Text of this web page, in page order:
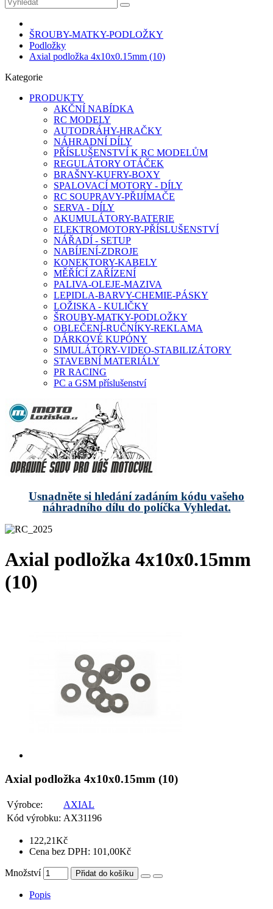
ŠROUBY-MATKY-PODLOŽKY
Podložky
Axial podložka 4x10x0.15mm (10)
Kategorie
PRODUKTY
AKČNÍ NABÍDKA
RC MODELY
AUTODRÁHY-HRAČKY
NÁHRADNÍ DÍLY
PŘÍSLUŠENSTVÍ K RC MODELŮM
REGULÁTORY OTÁČEK
BRAŠNY-KUFRY-BOXY
SPALOVACÍ MOTORY - DÍLY
RC SOUPRAVY-PŘIJÍMAČE
SERVA - DÍLY
AKUMULÁTORY-BATERIE
ELEKTROMOTORY-PŘÍSLUŠENSTVÍ
NÁŘADÍ - SETUP
NABÍJENÍ-ZDROJE
KONEKTORY-KABELY
MĚŘÍCÍ ZAŘÍZENÍ
PALIVA-OLEJE-MAZIVA
LEPIDLA-BARVY-CHEMIE-PÁSKY
LOŽISKA - KULIČKY
ŠROUBY-MATKY-PODLOŽKY
OBLEČENÍ-RUČNÍKY-REKLAMA
DÁRKOVÉ KUPÓNY
SIMULÁTORY-VIDEO-STABILIZÁTORY
STAVEBNÍ MATERIÁLY
PR RACING
PC a GSM příslušenství
Usnadněte si hledání zadáním kódu vašeho
náhradního dílu do políčka Vyhledat.
Axial podložka 4x10x0.15mm
(10)
Axial podložka 4x10x0.15mm (10)
Výrobce:
AXIAL
Kód výrobku: AX31196
122,21Kč
Cena bez DPH: 101,00Kč
Množství Přidat do košíku
Popis